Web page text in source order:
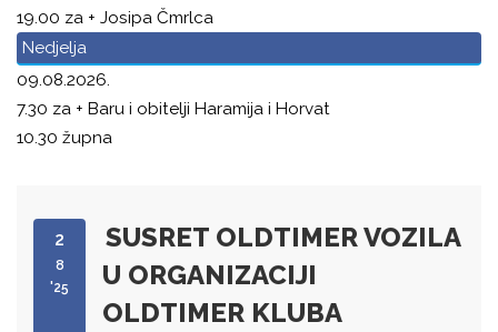
19.00 za + Josipa Čmrlca
Nedjelja
09.08.2026.
7.30 za + Baru i obitelji Haramija i Horvat
10.30 župna
2
8
'25
SUSRET OLDTIMER VOZILA
U ORGANIZACIJI
OLDTIMER KLUBA